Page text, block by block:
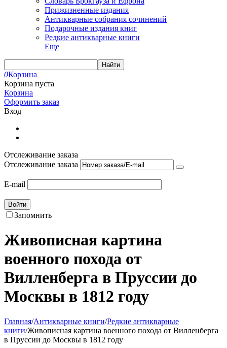
Прижизненные издания
Антикварные собрания сочинений
Подарочные издания книг
Редкие антикварные книги
Еще
Найти
0Корзина
Корзина пуста
Корзина
Оформить заказ
Вход
Отслеживание заказа
Отслеживание заказа
E-mail
Войти
Запомнить
Живописная картина
военного похода от
Вилленберга в Пруссии до
Москвы в 1812 году
Главная/Антикварные книги/Редкие антикварные
книги/Живописная картина военного похода от Вилленберга
в Пруссии до Москвы в 1812 году